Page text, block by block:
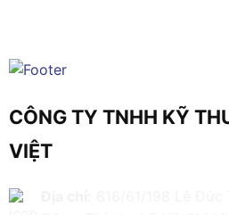
CÔNG TY TNHH KỸ
VIỆT